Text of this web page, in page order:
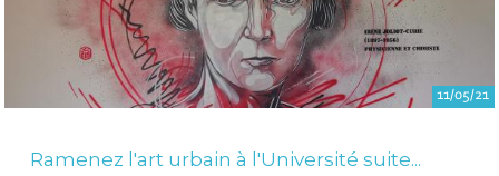
11/05/21
Ramenez l'art urbain à l'Université suite...